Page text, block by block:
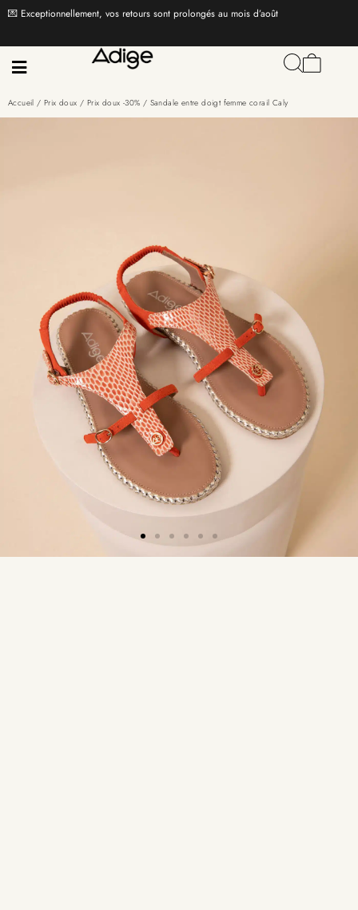
💌 Exceptionnellement, vos retours sont prolongés au mois d’août
Accueil /Prix doux / Prix doux -30% / Sandale entre doigt femme corail Caly